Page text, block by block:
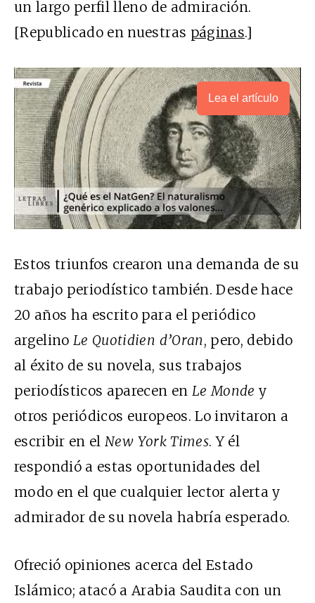
un largo perfil lleno de admiración.
[Republicado en nuestras páginas.]
Lea el artículo
Estos triunfos crearon una demanda de su
trabajo periodístico también. Desde hace
20 años ha escrito para el periódico
argelinoLe Quotidien d’Oran, pero, debido
al éxito de su novela, sus trabajos
periodísticos aparecen en Le Monde y
otros periódicos europeos. Lo invitaron a
escribir en elNew York Times. Y él
respondió a estas oportunidades del
modo en el que cualquier lector alerta y
admirador de su novela habría esperado.
Ofreció opiniones acerca del Estado
Islámico; atacó a Arabia Saudita con un